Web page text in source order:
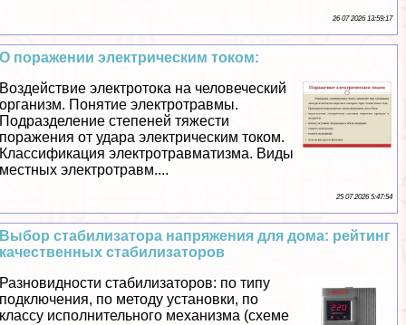
26 07 2026 13:59:17
О поражении электрическим током:
Воздействие электротока на человеческий
организм. Понятие электротравмы.
Подразделение степеней тяжести
поражения от удара электрическим током.
Классификация электротравматизма. Виды
местных электротравм....
25 07 2026 5:47:54
Выбор стабилизатора напряжения для дома: рейтинг
качественных стабилизаторов
Разновидности стабилизаторов: по типу
подключения, по методу установки, по
классу исполнительного механизма (схеме